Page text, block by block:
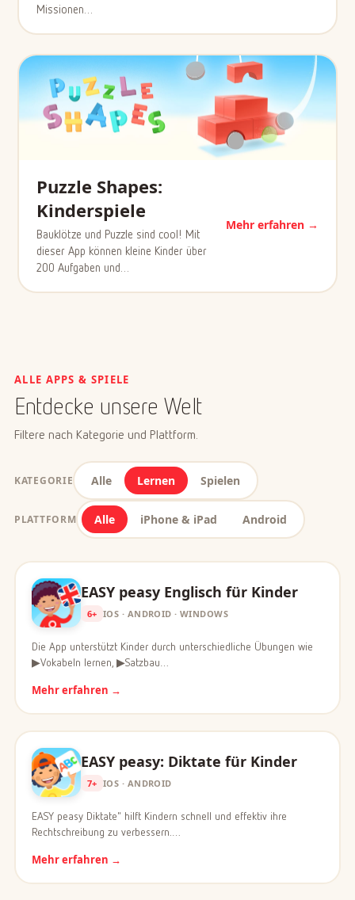
Missionen…
Puzzle Shapes:
Kinderspiele
Bauklötze und Puzzle sind cool! Mit
dieser App können kleine Kinder über
200 Aufgaben und…
Mehr erfahren →
ALLE APPS & SPIELE
Entdecke unsere Welt
Filtere nach Kategorie und Plattform.
KATEGORIE Alle Lernen Spielen
PLATTFORM Alle iPhone & iPad Android
EASY peasy Englisch für Kinder
6+ IOS · ANDROID · WINDOWS
Die App unterstützt Kinder durch unterschiedliche Übungen wie
▶Vokabeln lernen, ▶Satzbau…
Mehr erfahren →
EASY peasy: Diktate für Kinder
7+ IOS · ANDROID
EASY peasy Diktate" hilft Kindern schnell und effektiv ihre
Rechtschreibung zu verbessern.…
Mehr erfahren →